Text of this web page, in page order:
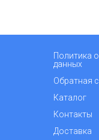
Политика
данных
Обратная
Каталог
Контакты
Доставка